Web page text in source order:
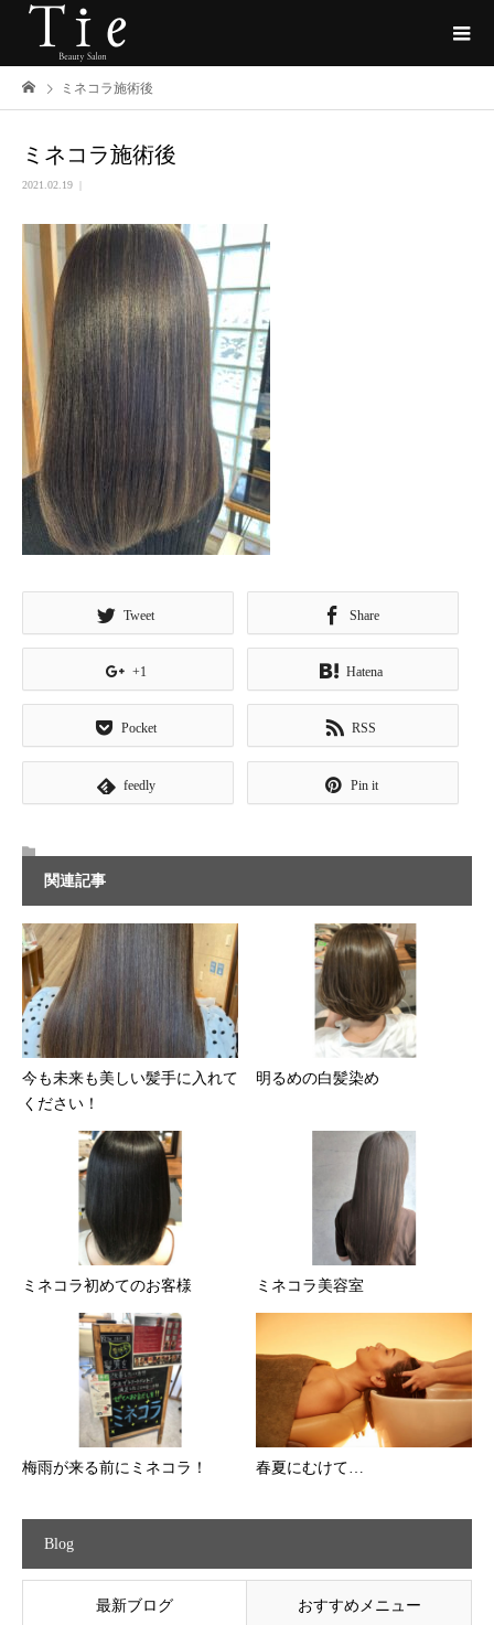
ミネコラ施術後
ミネコラ施術後
2021.02.19
Tweet Share
+1 Hatena
Pocket RSS
feedly Pin it
関連記事
今も未来も美しい髪手に入れて
ください！
明るめの白髪染め
ミネコラ初めてのお客様 ミネコラ美容室
梅雨が来る前にミネコラ！ 春夏にむけて…
Blog
最新ブログ おすすめメニュー